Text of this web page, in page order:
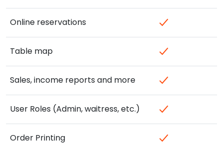
Online reservations
Table map
Sales, income reports and more
User Roles (Admin, waitress, etc.)
Order Printing